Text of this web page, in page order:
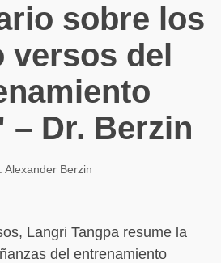
sobre los
versos del
– Dr. Berzin
Alexander Berzin
Langri Tangpa resume la
del entrenamiento